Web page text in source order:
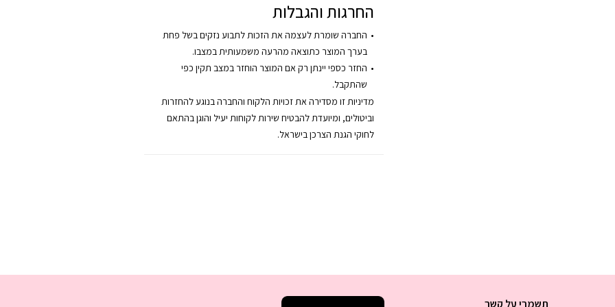
החרגות והגבלות
החברה שומרת לעצמה את הזכות לתבוע נזקים בשל פחת
בערך המוצר כתוצאה מהרעה משמעותית במצבו.
החזר כספי יינתן רק אם המוצר הוחזר במצב תקין כפי
שהתקבל.
מדיניות זו מסדירה את זכויות הלקוח והחברה בנוגע להחזרות
וביטולים, ומיועדת להבטיח שירות לקוחות יעיל והוגן בהתאם
לחוקי הגנת הצרכן בישראל.
תשמרי על קשר